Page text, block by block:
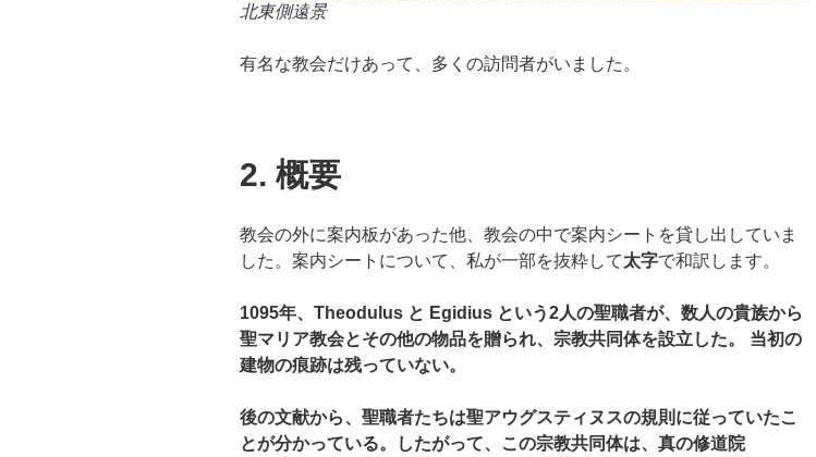
北東側遠景
有名な教会だけあって、多くの訪問者がいました。
2. 概要
教会の外に案内板があった他、教会の中で案内シートを貸し出していま
した。案内シートについて、私が一部を抜粋して太字で和訳します。
1095年、Theodulus と Egidius という2人の聖職者が、数人の貴族から
聖マリア教会とその他の物品を贈られ、宗教共同体を設立した。 当初の
建物の痕跡は残っていない。
後の文献から、聖職者たちは聖アウグスティヌスの規則に従っていたこ
とが分かっている。したがって、この宗教共同体は、真の修道院